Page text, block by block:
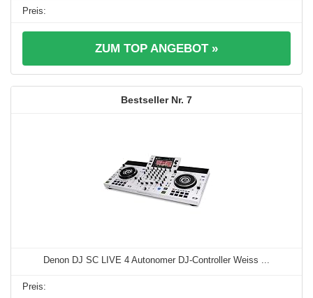
ZUM TOP ANGEBOT »
7
Denon DJ SC LIVE 4 Autonomer DJ-Controller Weiss ...